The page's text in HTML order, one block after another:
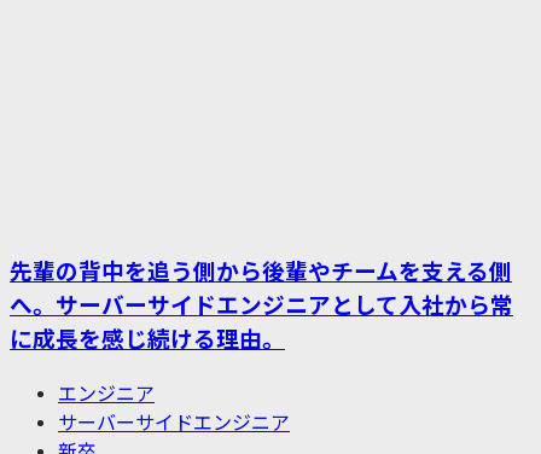
先輩の背中を追う側から後輩やチームを支える側
へ。サーバーサイドエンジニアとして入社から常
に成長を感じ続ける理由。
エンジニア
サーバーサイドエンジニア